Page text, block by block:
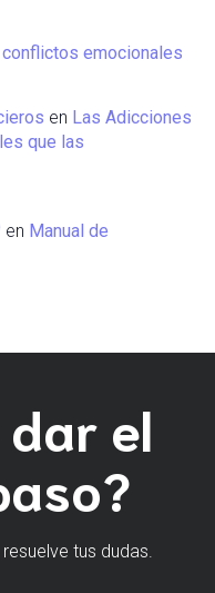
emocionales
en Las Adicciones
que las
en Manual de
dar el
tus dudas.